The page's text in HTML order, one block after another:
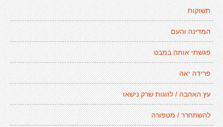
תשוקות
המדינה והעם
פגשתי אותה במבט
פרידה יאה
עץ האהבה / לזוגות שרק נישאו
להשתחרר / מטפורה